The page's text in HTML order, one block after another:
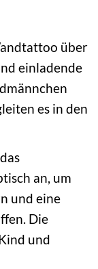
über
einladende
es in den
an, um
und eine
Die
und